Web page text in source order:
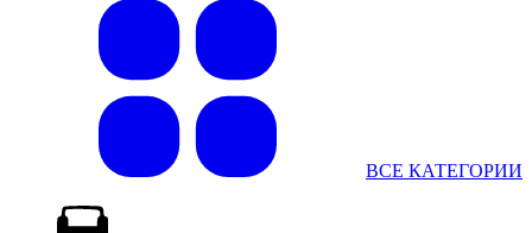
ВСЕ КАТЕГОРИИ